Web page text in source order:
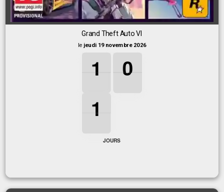
Grand Theft Auto VI
le jeudi 19 novembre 2026
1
1
1
1 0
0
0
0
1
1
1
1
JOURS